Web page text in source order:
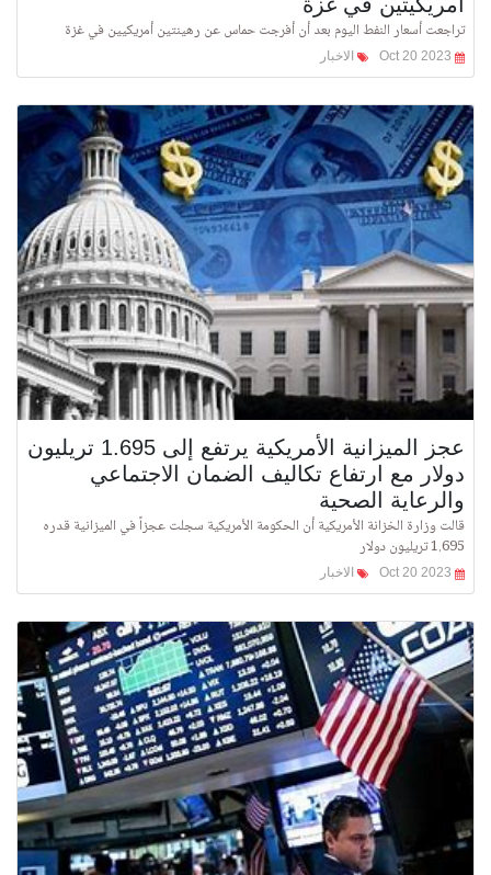
تراجعت أسعار النفط اليوم بعد أن أفرجت حماس عن رهينتين أمريكيين في غزة
الاخبار
عجز الميزانية الأمريكية يرتفع إلى 1.695 تريليون
دولار مع ارتفاع تكاليف الضمان الاجتماعي
والرعاية الصحية
قالت وزارة الخزانة الأمريكية أن الحكومة الأمريكية سجلت عجزاً في الميزانية قدره
1.695 تريليون دولار
الاخبار